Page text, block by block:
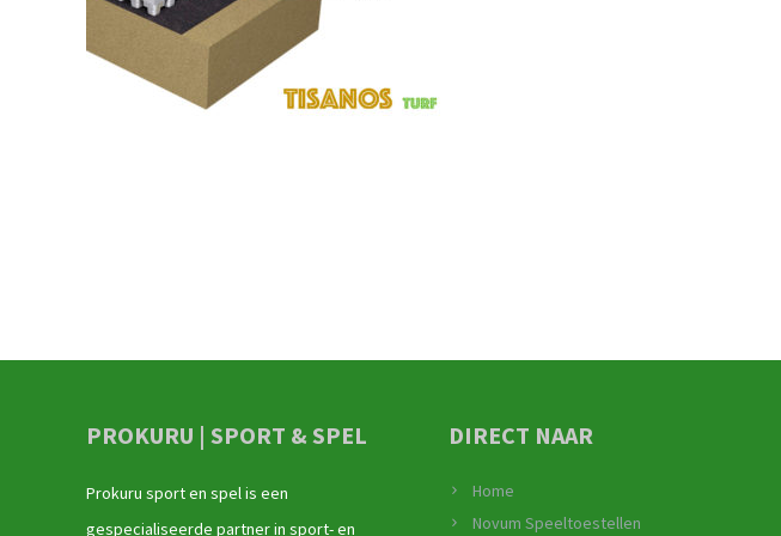
PROKURU | SPORT & SPEL
Prokuru sport en spel is een
gespecialiseerde partner in sport- en
DIRECT NAAR
Home
Novum Speeltoestellen